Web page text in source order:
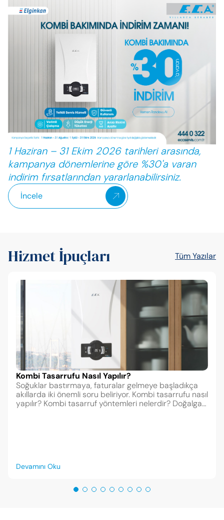
Enter’a basıp arayabilir veya ESC ile kapatabilirsiniz
1 Haziran – 31 Ekim 2026 tarihleri arasında,
kampanya dönemlerine göre %30'a varan
indirim fırsatlarından yararlanabilirsiniz.
İncele
Hizmet İpuçları Tüm Yazılar
Kombi Tasarrufu Nasıl Yapılır?
Soğuklar bastırmaya, faturalar gelmeye başladıkça
akıllarda iki önemli soru beliriyor. Kombi tasarrufu nasıl
yapılır? Kombi tasarruf yöntemleri nelerdir? Doğalgaz
Devamını Oku